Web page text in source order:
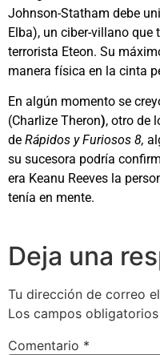
Johnson-Statham debe
Elba), un ciber-villano
terrorista Eteon. Su
manera física en la cinta
En algún momento se
(Charlize Theron), otro de
de Rápidos y Furiosos 8,
su sucesora podría
era Keanu Reeves la
tenía en mente.
Deja una
Tu dirección de correo
Los campos
Comentario *